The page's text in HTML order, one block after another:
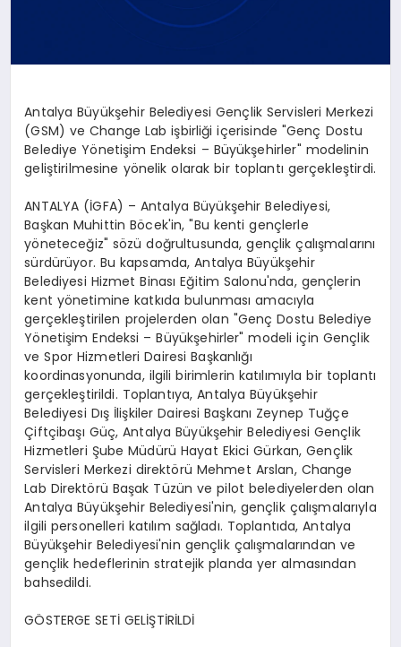
Antalya Büyükşehir Belediyesi Gençlik Servisleri Merkezi
(GSM) ve Change Lab işbirliği içerisinde "Genç Dostu
Belediye Yönetişim Endeksi – Büyükşehirler" modelinin
geliştirilmesine yönelik olarak bir toplantı gerçekleştirdi.
ANTALYA (İGFA) – Antalya Büyükşehir Belediyesi,
Başkan Muhittin Böcek'in, "Bu kenti gençlerle
yöneteceğiz" sözü doğrultusunda, gençlik çalışmalarını
sürdürüyor. Bu kapsamda, Antalya Büyükşehir
Belediyesi Hizmet Binası Eğitim Salonu'nda, gençlerin
kent yönetimine katkıda bulunması amacıyla
gerçekleştirilen projelerden olan "Genç Dostu Belediye
Yönetişim Endeksi – Büyükşehirler" modeli için Gençlik
ve Spor Hizmetleri Dairesi Başkanlığı
koordinasyonunda, ilgili birimlerin katılımıyla bir toplantı
gerçekleştirildi. Toplantıya, Antalya Büyükşehir
Belediyesi Dış İlişkiler Dairesi Başkanı Zeynep Tuğçe
Çiftçibaşı Güç, Antalya Büyükşehir Belediyesi Gençlik
Hizmetleri Şube Müdürü Hayat Ekici Gürkan, Gençlik
Servisleri Merkezi direktörü Mehmet Arslan, Change
Lab Direktörü Başak Tüzün ve pilot belediyelerden olan
Antalya Büyükşehir Belediyesi'nin, gençlik çalışmalarıyla
ilgili personelleri katılım sağladı. Toplantıda, Antalya
Büyükşehir Belediyesi'nin gençlik çalışmalarından ve
gençlik hedeflerinin stratejik planda yer almasından
bahsedildi.
GÖSTERGE SETİ GELİŞTİRİLDİ